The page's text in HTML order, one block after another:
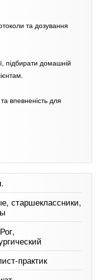
та дозування
підбирати домашній
впевненість для
старшеклассники,
практик